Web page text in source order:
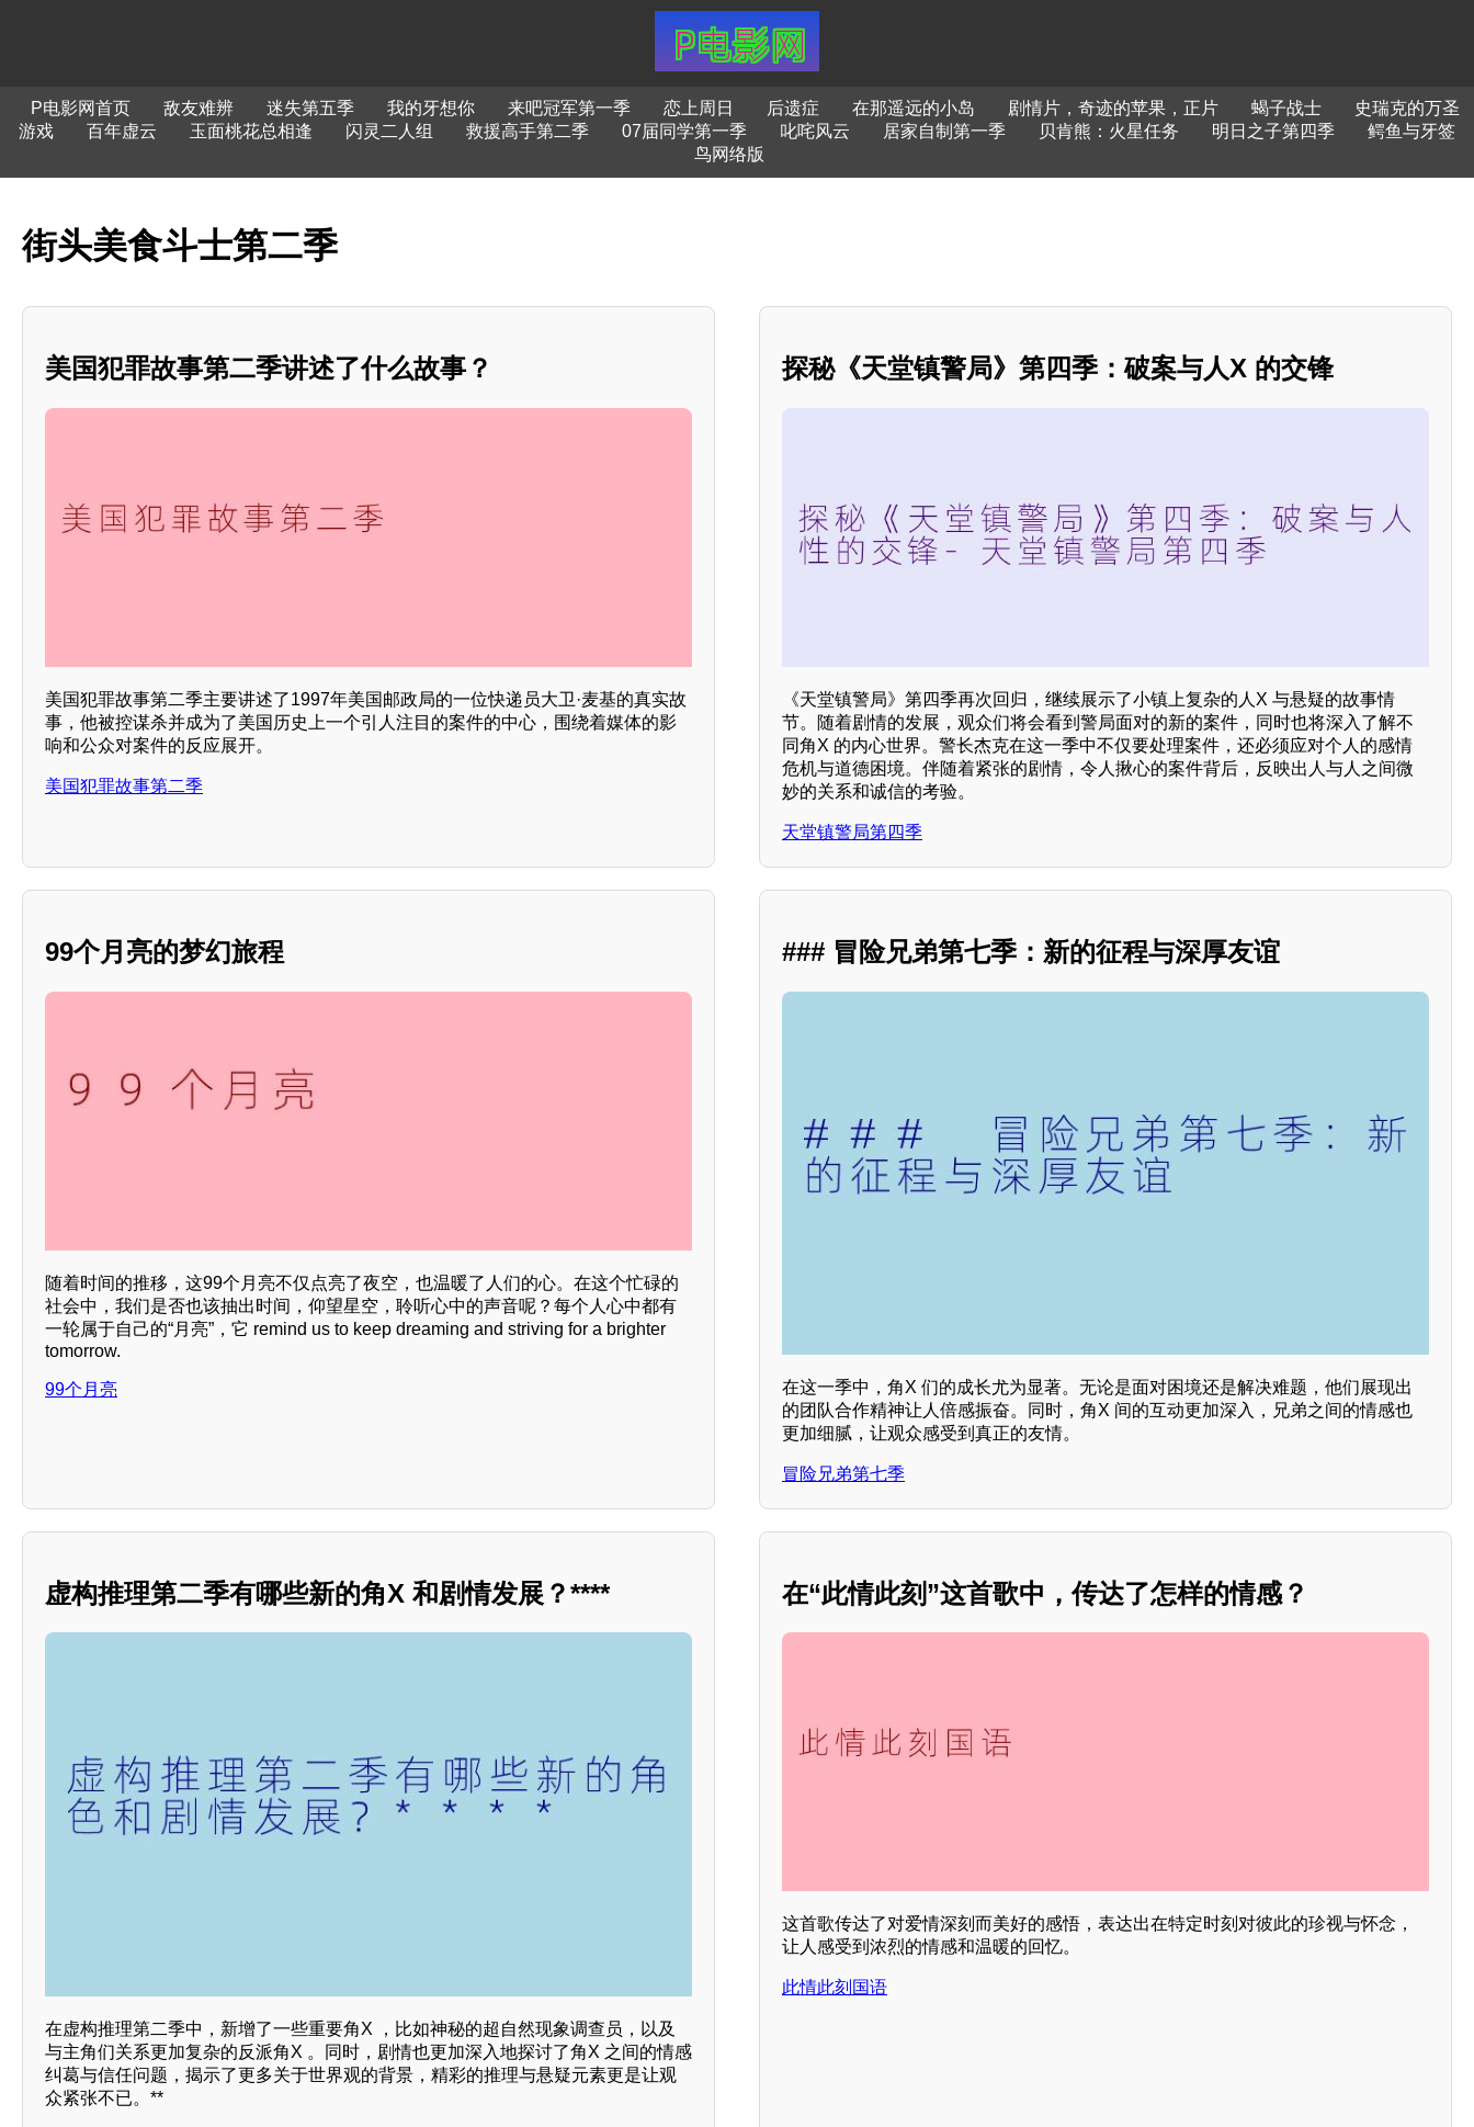
P电影网首页 敌友难辨 迷失第五季 我的牙想你 来吧冠军第一季 恋上周日 后遗症 在那遥远的小岛 剧情片，奇迹的苹果，正片 蝎子战士
史瑞克的万圣
游戏
百年虚云 玉面桃花总相逢 闪灵二人组 救援高手第二季 07届同学第一季 叱咤风云 居家自制第一季 贝肯熊：火星任务 明日之子第四季
鳄鱼与牙签
鸟网络版
街头美食斗士第二季
美国犯罪故事第二季讲述了什么故事？
美国犯罪故事第二季主要讲述了1997年美国邮政局的一位快递员大卫·麦基的真实故
事，他被控谋杀并成为了美国历史上一个引人注目的案件的中心，围绕着媒体的影
响和公众对案件的反应展开。
美国犯罪故事第二季
探秘《天堂镇警局》第四季：破案与人X 的交锋
《天堂镇警局》第四季再次回归，继续展示了小镇上复杂的人X 与悬疑的故事情
节。随着剧情的发展，观众们将会看到警局面对的新的案件，同时也将深入了解不
同角X 的内心世界。警长杰克在这一季中不仅要处理案件，还必须应对个人的感情
危机与道德困境。伴随着紧张的剧情，令人揪心的案件背后，反映出人与人之间微
妙的关系和诚信的考验。
天堂镇警局第四季
99个月亮的梦幻旅程
随着时间的推移，这99个月亮不仅点亮了夜空，也温暖了人们的心。在这个忙碌的
社会中，我们是否也该抽出时间，仰望星空，聆听心中的声音呢？每个人心中都有
一轮属于自己的“月亮”，它 remind us to keep dreaming and striving for a brighter
tomorrow.
99个月亮
### 冒险兄弟第七季：新的征程与深厚友谊
在这一季中，角X 们的成长尤为显著。无论是面对困境还是解决难题，他们展现出
的团队合作精神让人倍感振奋。同时，角X 间的互动更加深入，兄弟之间的情感也
更加细腻，让观众感受到真正的友情。
冒险兄弟第七季
虚构推理第二季有哪些新的角X 和剧情发展？****
在虚构推理第二季中，新增了一些重要角X ，比如神秘的超自然现象调查员，以及
与主角们关系更加复杂的反派角X 。同时，剧情也更加深入地探讨了角X 之间的情感
纠葛与信任问题，揭示了更多关于世界观的背景，精彩的推理与悬疑元素更是让观
众紧张不已。**
在“此情此刻”这首歌中，传达了怎样的情感？
这首歌传达了对爱情深刻而美好的感悟，表达出在特定时刻对彼此的珍视与怀念，
让人感受到浓烈的情感和温暖的回忆。
此情此刻国语